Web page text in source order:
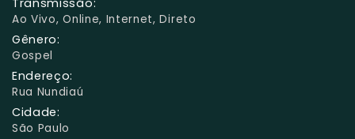
Ao Vivo, Online, Internet, Direto
Gênero:
Gospel
Endereço:
Rua Nundiaú
Cidade:
São Paulo